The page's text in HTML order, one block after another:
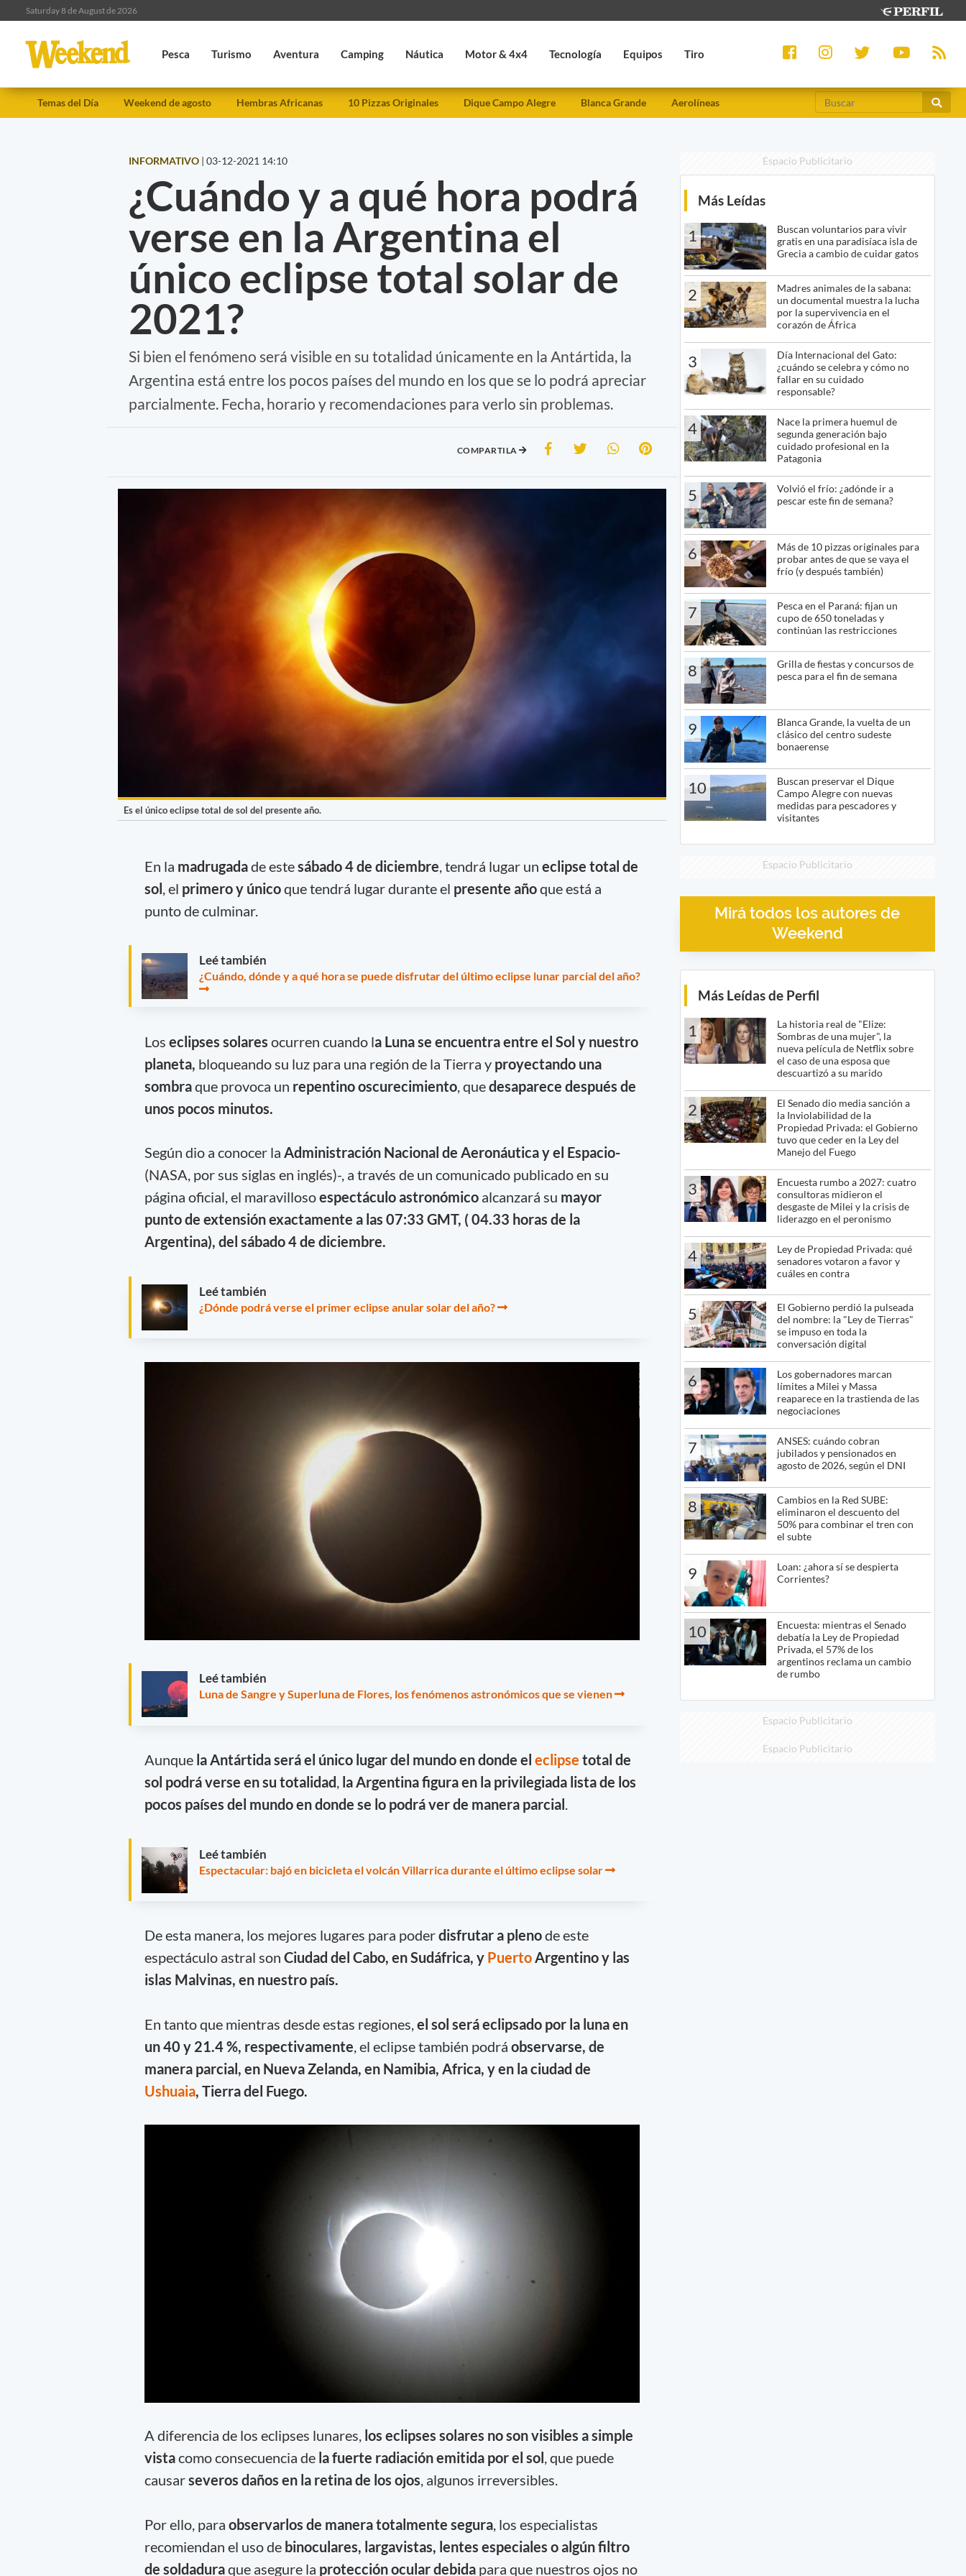
Saturday 8 de August de 2026
Pesca Turismo Aventura Camping Náutica Motor & 4x4 Tecnología Equipos Tiro
Temas del Día Weekend de agosto Hembras Africanas 10 Pizzas Originales Dique Campo Alegre Blanca Grande Aerolíneas
INFORMATIVO | 03-12-2021 14:10
¿Cuándo y a qué hora podrá
verse en la Argentina el
único eclipse total solar de
2021?
Si bien el fenómeno será visible en su totalidad únicamente en la Antártida, la
Argentina está entre los pocos países del mundo en los que se lo podrá apreciar
parcialmente. Fecha, horario y recomendaciones para verlo sin problemas.
COMPARTILA
Es el único eclipse total de sol del presente año.
En la madrugadade estesábado 4 de diciembre , tendrá lugar un eclipse total de
sol , el primero y únicoque tendrá lugar durante el presente añoque está a
punto de culminar.
Leé también
¿Cuándo, dónde y a qué hora se puede disfrutar del último eclipse lunar parcial del año?
Los eclipses solares ocurren cuando la Luna se encuentra entre el Sol y nuestro
planeta, bloqueando su luz para una región de la Tierra y proyectando una
sombraque provoca un repentino oscurecimiento, quedesaparece después de
unos pocos minutos.
Según dio a conocer la Administración Nacional de Aeronáutica y el Espacio-
(NASA, por sus siglas en inglés)-, a través de un comunicado publicado en su
página oficial, el maravillosoespectáculo astronómicoalcanzará su mayor
punto de extensión exactamente a las 07:33 GMT, ( 04.33 horas de la
Argentina), del sábado 4 de diciembre.
Leé también
¿Dónde podrá verse el primer eclipse anular solar del año?
Leé también
Luna de Sangre y Superluna de Flores, los fenómenos astronómicos que se vienen
Aunque la Antártida será el único lugar del mundo en donde el eclipse total de
sol podrá verse en su totalidad, la Argentina figura en la privilegiada lista de los
pocos países del mundo en donde se lo podrá ver de manera parcial.
Leé también
Espectacular: bajó en bicicleta el volcán Villarrica durante el último eclipse solar
De esta manera, los mejores lugares para poderdisfrutar a plenode este
espectáculo astral son Ciudad del Cabo, en Sudáfrica, y PuertoArgentino y las
islas Malvinas, en nuestro país.
En tanto que mientras desde estas regiones,el sol será eclipsado por la luna en
un 40 y 21.4 %, respectivamente, el eclipse también podrá observarse, de
manera parcial, en Nueva Zelanda, en Namibia, Africa, y en la ciudad de
Ushuaia, Tierra del Fuego.
A diferencia de los eclipses lunares, los eclipses solares no son visibles a simple
vistacomo consecuencia de la fuerte radiación emitida por el sol, que puede
causarseveros daños en la retina de los ojos, algunos irreversibles.
Por ello, para observarlos de manera totalmente segura, los especialistas
recomiendan el uso de binoculares, largavistas, lentes especiales o algún filtro
de soldaduraque asegure la protección ocular debidapara que nuestros ojos no
Espacio Publicitario
Más Leídas
1
Buscan voluntarios para vivir
gratis en una paradisíaca isla de
Grecia a cambio de cuidar gatos
2
Madres animales de la sabana:
un documental muestra la lucha
por la supervivencia en el
corazón de África
3
Día Internacional del Gato:
¿cuándo se celebra y cómo no
fallar en su cuidado
responsable?
4
Nace la primera huemul de
segunda generación bajo
cuidado profesional en la
Patagonia
5
Volvió el frío: ¿adónde ir a
pescar este fin de semana?
6
Más de 10 pizzas originales para
probar antes de que se vaya el
frío (y después también)
7
Pesca en el Paraná: fijan un
cupo de 650 toneladas y
continúan las restricciones
8
Grilla de fiestas y concursos de
pesca para el fin de semana
9
Blanca Grande, la vuelta de un
clásico del centro sudeste
bonaerense
10
Buscan preservar el Dique
Campo Alegre con nuevas
medidas para pescadores y
visitantes
Espacio Publicitario
Mirá todos los autores de
Weekend
Más Leídas de Perfil
1
La historia real de "Elize:
Sombras de una mujer", la
nueva película de Netflix sobre
el caso de una esposa que
descuartizó a su marido
2
El Senado dio media sanción a
la Inviolabilidad de la
Propiedad Privada: el Gobierno
tuvo que ceder en la Ley del
Manejo del Fuego
3
Encuesta rumbo a 2027: cuatro
consultoras midieron el
desgaste de Milei y la crisis de
liderazgo en el peronismo
4
Ley de Propiedad Privada: qué
senadores votaron a favor y
cuáles en contra
5
El Gobierno perdió la pulseada
del nombre: la "Ley de Tierras"
se impuso en toda la
conversación digital
6
Los gobernadores marcan
límites a Milei y Massa
reaparece en la trastienda de las
negociaciones
7
ANSES: cuándo cobran
jubilados y pensionados en
agosto de 2026, según el DNI
8
Cambios en la Red SUBE:
eliminaron el descuento del
50% para combinar el tren con
el subte
9
Loan: ¿ahora sí se despierta
Corrientes?
10
Encuesta: mientras el Senado
debatía la Ley de Propiedad
Privada, el 57% de los
argentinos reclama un cambio
de rumbo
Espacio Publicitario
Espacio Publicitario